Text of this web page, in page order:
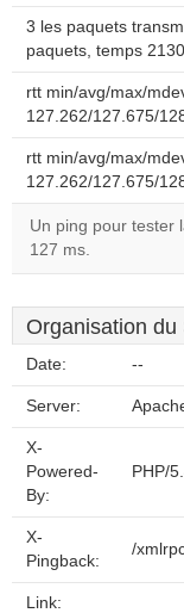
3 les paquets
paquets, temps
rtt min/avg/max/
127.262/127.675/
rtt min/avg/max/
127.262/127.675/
Un ping pour tester
127 ms.
Organisation du
Date: --
Server:
X-
Powered-
By:
PHP/
X-
Pingback:
/
Link: